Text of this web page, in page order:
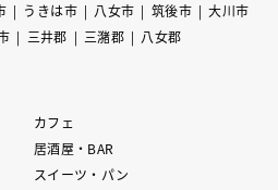
うきは市 八女市 筑後市
大川市
三井郡 三潴郡 八女郡
カフェ
居酒屋・BAR
スイーツ・パン